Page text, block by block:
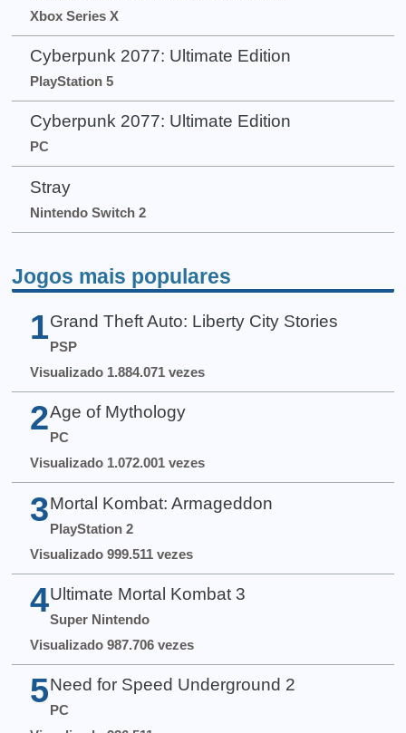
Xbox Series X
Cyberpunk 2077: Ultimate Edition
PlayStation 5
Cyberpunk 2077: Ultimate Edition
PC
Stray
Nintendo Switch 2
Jogos mais populares
1 Grand Theft Auto: Liberty City Stories
PSP
Visualizado 1.884.071 vezes
2 Age of Mythology
PC
Visualizado 1.072.001 vezes
3 Mortal Kombat: Armageddon
PlayStation 2
Visualizado 999.511 vezes
4 Ultimate Mortal Kombat 3
Super Nintendo
Visualizado 987.706 vezes
5 Need for Speed Underground 2
PC